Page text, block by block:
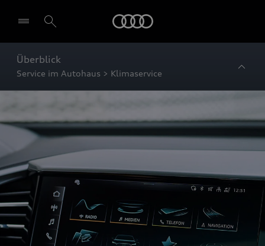
Überblick
Service im Autohaus > Klimaservice